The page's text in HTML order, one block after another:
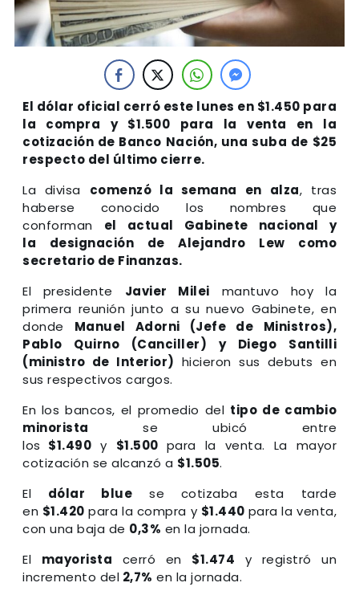
El dólar oficial cerró este lunes en $1.450 para
la compra y $1.500 para la venta en la
cotización de Banco Nación, una suba de $25
respecto del último cierre.
La divisa comenzó la semana en alza, tras
haberse conocido los nombres que
conforman el actual Gabinete nacional y
la designación de Alejandro Lew como
secretario de Finanzas.
El presidente Javier Milei mantuvo hoy la
primera reunión junto a su nuevo Gabinete, en
donde Manuel Adorni (Jefe de Ministros),
Pablo Quirno (Canciller) y Diego Santilli
(ministro de Interior) hicieron sus debuts en
sus respectivos cargos.
En los bancos, el promedio del tipo de cambio
minorista se ubicó entre
los $1.490 y $1.500 para la venta. La mayor
cotización se alcanzó a $1.505.
El dólar blue se cotizaba esta tarde
en $1.420 para la compra y $1.440 para la venta,
con una baja de 0,3% en la jornada.
El mayorista cerró en $1.474 y registró un
incremento del 2,7% en la jornada.